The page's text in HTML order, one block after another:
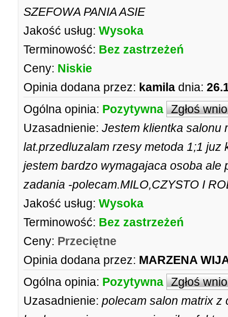
SZEFOWA PANIA ASIE
Jakość usług: Wysoka
Terminowość: Bez zastrzeżeń
Ceny: Niskie
Opinia dodana przez: kamila dnia:
Ogólna opinia: Pozytywna Zgłoś
Uzasadnienie: Jestem klientka salonu
lat.przedluzalam rzesy metoda 1;1
jestem bardzo wymagajaca osoba ale
zadania -polecam.MILO,CZYSTO I
Jakość usług: Wysoka
Terminowość: Bez zastrzeżeń
Ceny: Przeciętne
Opinia dodana przez: MARZENA
Ogólna opinia: Pozytywna Zgłoś
Uzasadnienie: polecam salon matrix z